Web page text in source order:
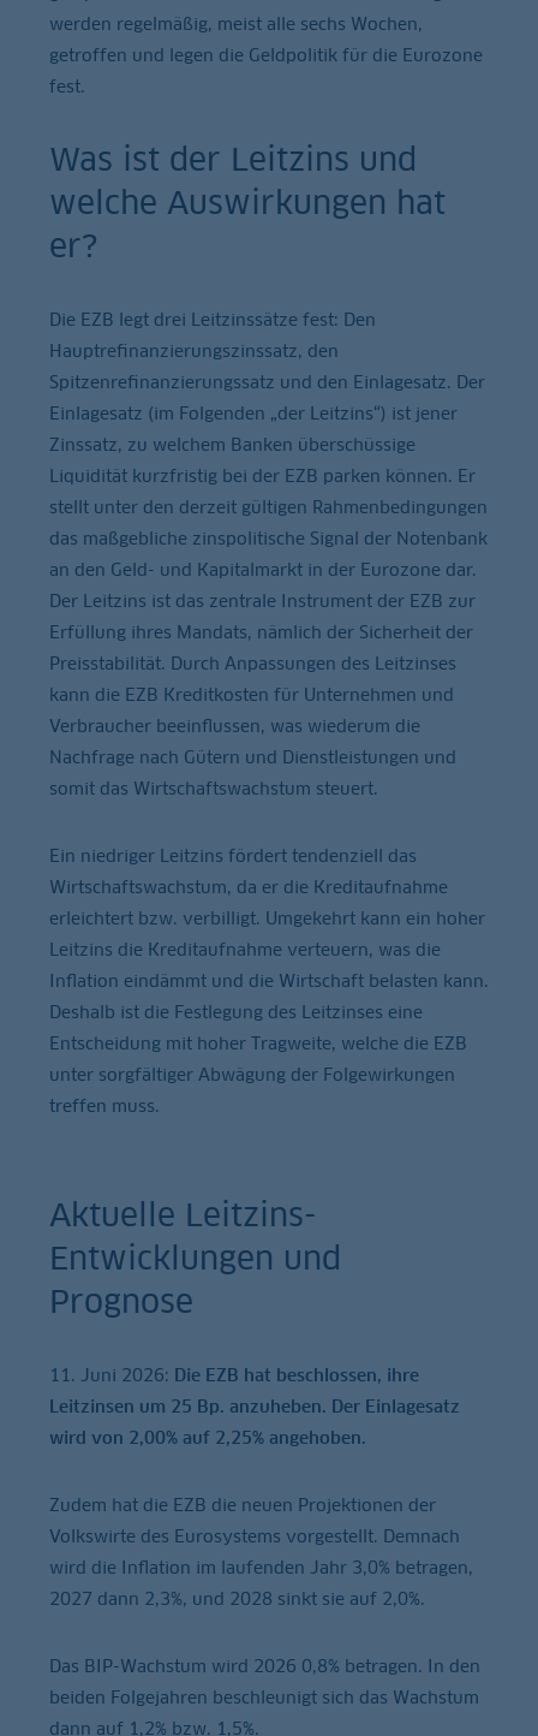
werden regelmäßig, meist alle sechs Wochen,
getroffen und legen die Geldpolitik für die Eurozone
fest.
Was ist der Leitzins und
welche Auswirkungen hat
er?
Die EZB legt drei Leitzinssätze fest: Den
Hauptrefinanzierungszinssatz, den
Spitzenrefinanzierungssatz und den Einlagesatz. Der
Einlagesatz (im Folgenden „der Leitzins“) ist jener
Zinssatz, zu welchem Banken überschüssige
Liquidität kurzfristig bei der EZB parken können. Er
stellt unter den derzeit gültigen Rahmenbedingungen
das maßgebliche zinspolitische Signal der Notenbank
an den Geld- und Kapitalmarkt in der Eurozone dar.
Der Leitzins ist das zentrale Instrument der EZB zur
Erfüllung ihres Mandats, nämlich der Sicherheit der
Preisstabilität. Durch Anpassungen des Leitzinses
kann die EZB Kreditkosten für Unternehmen und
Verbraucher beeinflussen, was wiederum die
Nachfrage nach Gütern und Dienstleistungen und
somit das Wirtschaftswachstum steuert.
Ein niedriger Leitzins fördert tendenziell das
Wirtschaftswachstum, da er die Kreditaufnahme
erleichtert bzw. verbilligt. Umgekehrt kann ein hoher
Leitzins die Kreditaufnahme verteuern, was die
Inflation eindämmt und die Wirtschaft belasten kann.
Deshalb ist die Festlegung des Leitzinses eine
Entscheidung mit hoher Tragweite, welche die EZB
unter sorgfältiger Abwägung der Folgewirkungen
treffen muss.
Aktuelle Leitzins-
Entwicklungen und
Prognose
11. Juni 2026: Die EZB hat beschlossen, ihre
Leitzinsen um 25 Bp. anzuheben. Der Einlagesatz
wird von 2,00% auf 2,25% angehoben.
Zudem hat die EZB die neuen Projektionen der
Volkswirte des Eurosystems vorgestellt. Demnach
wird die Inflation im laufenden Jahr 3,0% betragen,
2027 dann 2,3%, und 2028 sinkt sie auf 2,0%.
Das BIP-Wachstum wird 2026 0,8% betragen. In den
beiden Folgejahren beschleunigt sich das Wachstum
dann auf 1,2% bzw. 1,5%.